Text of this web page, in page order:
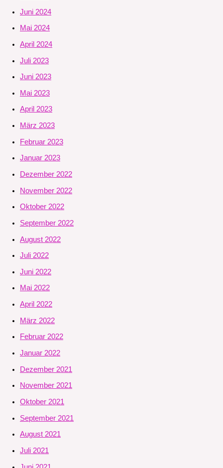
Juni 2024
Mai 2024
April 2024
Juli 2023
Juni 2023
Mai 2023
April 2023
März 2023
Februar 2023
Januar 2023
Dezember 2022
November 2022
Oktober 2022
September 2022
August 2022
Juli 2022
Juni 2022
Mai 2022
April 2022
März 2022
Februar 2022
Januar 2022
Dezember 2021
November 2021
Oktober 2021
September 2021
August 2021
Juli 2021